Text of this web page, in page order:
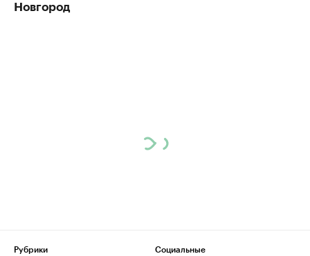
Новгород
Рубрики
Социальные